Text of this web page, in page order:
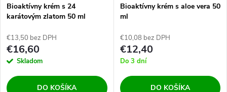
Bioaktívny krém s 24
karátovým zlatom 50 ml
€13,50 bez DPH
€16,60
Skladom
DO KOŠÍKA
Bioaktívny krém s aloe vera 50
ml
€10,08 bez DPH
€12,40
Do 3 dní
DO KOŠÍKA